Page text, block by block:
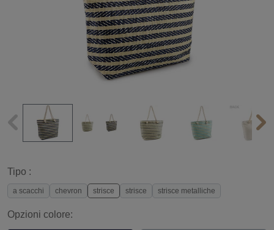
Tipo :
a scacchi chevron strisce strisce strisce metalliche
Opzioni colore: